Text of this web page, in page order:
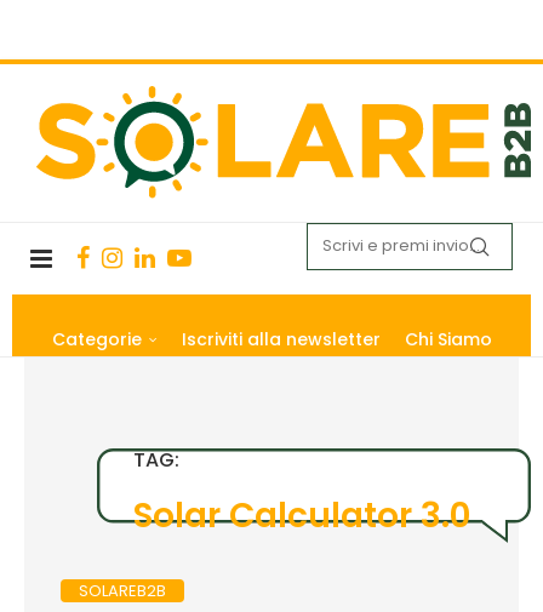
Categorie Iscriviti alla newsletter Chi Siamo
TAG:
Solar Calculator 3.0
SOLAREB2B